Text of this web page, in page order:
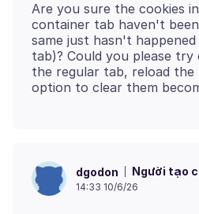
Are you sure the cookies
container tab haven't
same just hasn't
tab)? Could you please try
the regular tab, reload the
dgodon Người tạo
14:33 10/6/26